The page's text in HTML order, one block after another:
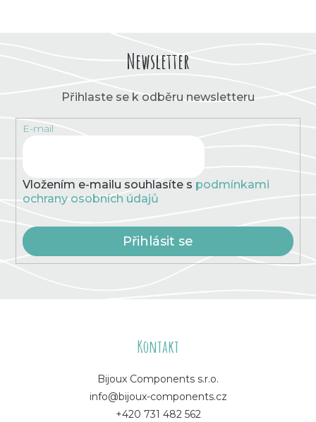
Newsletter
Přihlaste se k odběru newsletteru
E-mail
Vložením e-mailu souhlasíte s podmínkami
ochrany osobních údajů
Přihlásit se
Kontakt
Bijoux Components s.r.o.
info@bijoux-components.cz
+420 731 482 562